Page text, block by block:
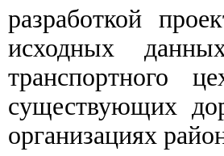
разработкой
исходных данны
транспортного
существующих
организациях райо